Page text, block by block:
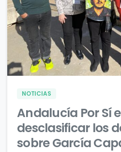
NOTICIAS
Andalucía Por Sí
desclasificar los
sobre García